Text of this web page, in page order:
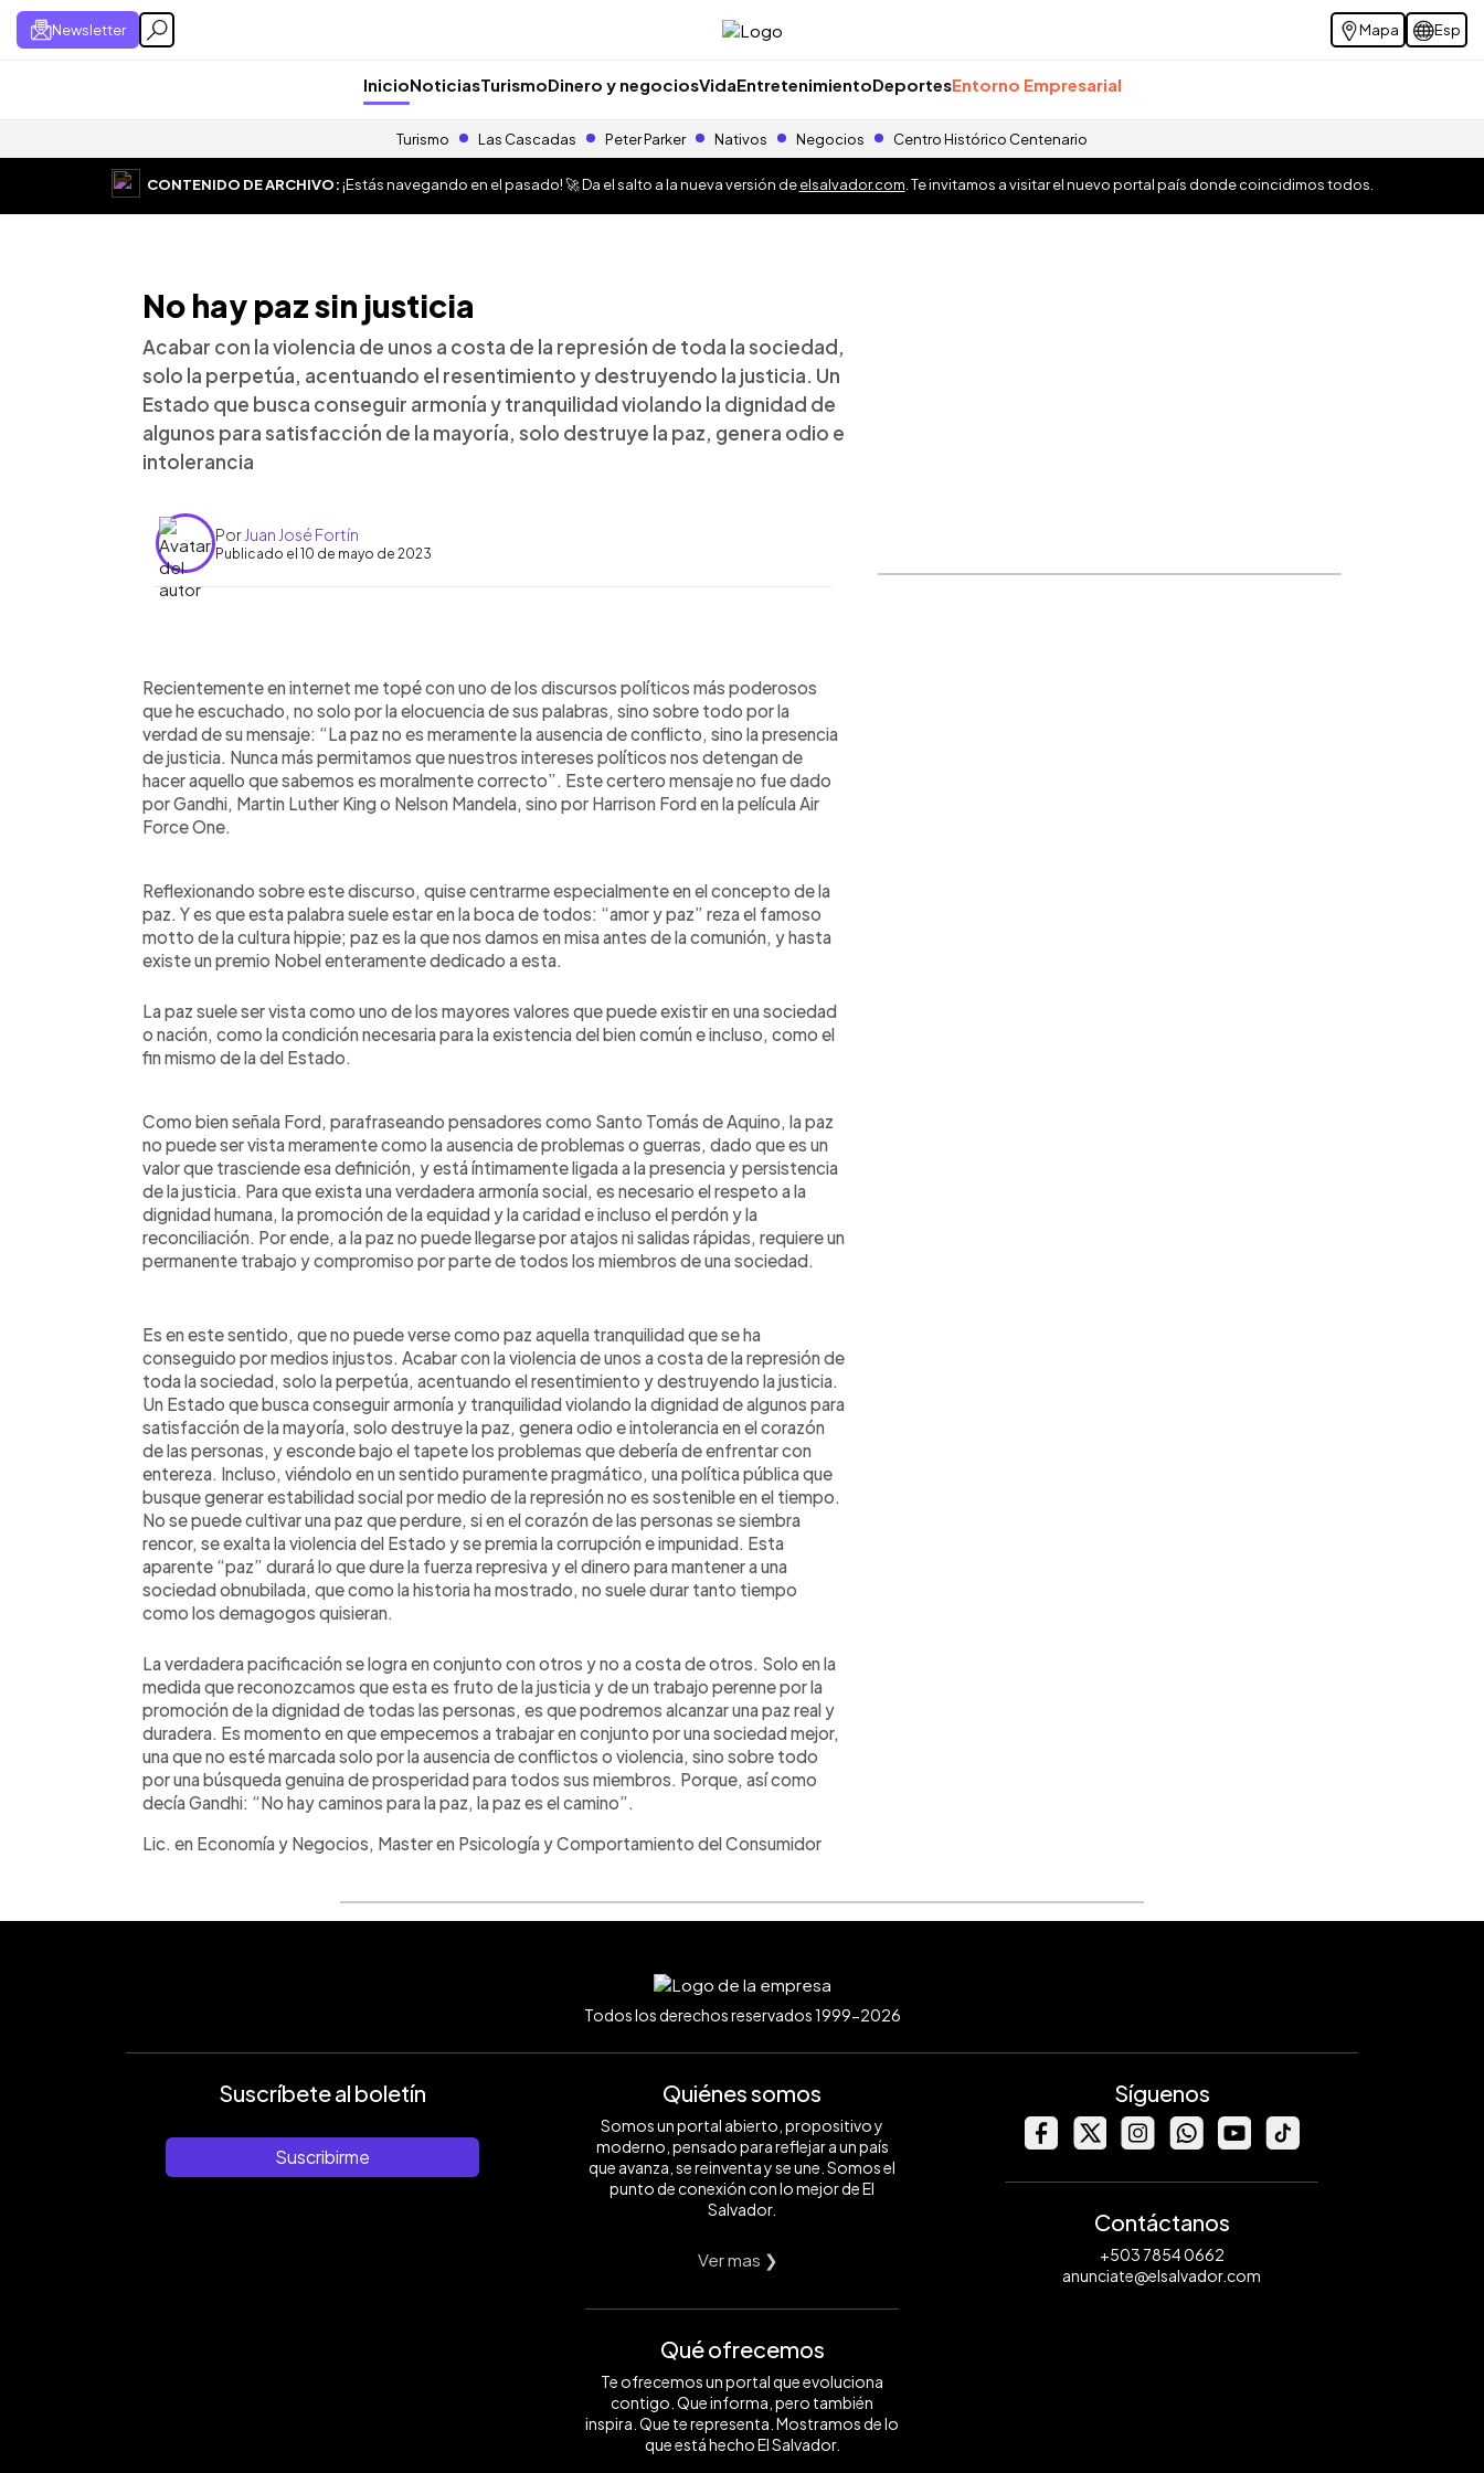
Newsletter Mapa Esp
InicioNoticiasTurismoDinero y negociosVidaEntretenimientoDeportesEntorno Empresarial
Turismo Las Cascadas Peter Parker Nativos Negocios Centro Histórico Centenario
CONTENIDO DE ARCHIVO:¡Estás navegando en el pasado! 🚀 Da el salto a la nueva versión deelsalvador.com . Te invitamos a visitar el nuevo portal país donde coincidimos todos.
No hay paz sin justicia
Acabar con la violencia de unos a costa de la represión de toda la sociedad,
solo la perpetúa, acentuando el resentimiento y destruyendo la justicia. Un
Estado que busca conseguir armonía y tranquilidad violando la dignidad de
algunos para satisfacción de la mayoría, solo destruye la paz, genera odio e
intolerancia
Por Juan José Fortín
Publicado el 10 de mayo de 2023
Escuchar artículo
Recientemente en internet me topé con uno de los discursos políticos más poderosos
que he escuchado, no solo por la elocuencia de sus palabras, sino sobre todo por la
verdad de su mensaje: “La paz no es meramente la ausencia de conflicto, sino la presencia
de justicia. Nunca más permitamos que nuestros intereses políticos nos detengan de
hacer aquello que sabemos es moralmente correcto”. Este certero mensaje no fue dado
por Gandhi, Martin Luther King o Nelson Mandela, sino por Harrison Ford en la película Air
Force One.
Reflexionando sobre este discurso, quise centrarme especialmente en el concepto de la
paz. Y es que esta palabra suele estar en la boca de todos: “amor y paz” reza el famoso
motto de la cultura hippie; paz es la que nos damos en misa antes de la comunión, y hasta
existe un premio Nobel enteramente dedicado a esta.
La paz suele ser vista como uno de los mayores valores que puede existir en una sociedad
o nación, como la condición necesaria para la existencia del bien común e incluso, como el
fin mismo de la del Estado.
Como bien señala Ford, parafraseando pensadores como Santo Tomás de Aquino, la paz
no puede ser vista meramente como la ausencia de problemas o guerras, dado que es un
valor que trasciende esa definición, y está íntimamente ligada a la presencia y persistencia
de la justicia. Para que exista una verdadera armonía social, es necesario el respeto a la
dignidad humana, la promoción de la equidad y la caridad e incluso el perdón y la
reconciliación. Por ende, a la paz no puede llegarse por atajos ni salidas rápidas, requiere un
permanente trabajo y compromiso por parte de todos los miembros de una sociedad.
Es en este sentido, que no puede verse como paz aquella tranquilidad que se ha
conseguido por medios injustos. Acabar con la violencia de unos a costa de la represión de
toda la sociedad, solo la perpetúa, acentuando el resentimiento y destruyendo la justicia.
Un Estado que busca conseguir armonía y tranquilidad violando la dignidad de algunos para
satisfacción de la mayoría, solo destruye la paz, genera odio e intolerancia en el corazón
de las personas, y esconde bajo el tapete los problemas que debería de enfrentar con
entereza. Incluso, viéndolo en un sentido puramente pragmático, una política pública que
busque generar estabilidad social por medio de la represión no es sostenible en el tiempo.
No se puede cultivar una paz que perdure, si en el corazón de las personas se siembra
rencor, se exalta la violencia del Estado y se premia la corrupción e impunidad. Esta
aparente “paz” durará lo que dure la fuerza represiva y el dinero para mantener a una
sociedad obnubilada, que como la historia ha mostrado, no suele durar tanto tiempo
como los demagogos quisieran.
La verdadera pacificación se logra en conjunto con otros y no a costa de otros. Solo en la
medida que reconozcamos que esta es fruto de la justicia y de un trabajo perenne por la
promoción de la dignidad de todas las personas, es que podremos alcanzar una paz real y
duradera. Es momento en que empecemos a trabajar en conjunto por una sociedad mejor,
una que no esté marcada solo por la ausencia de conflictos o violencia, sino sobre todo
por una búsqueda genuina de prosperidad para todos sus miembros. Porque, así como
decía Gandhi: “No hay caminos para la paz, la paz es el camino”.
Lic. en Economía y Negocios, Master en Psicología y Comportamiento del Consumidor
Todos los derechos reservados 1999-2026
Suscríbete al boletín
Suscribirme
Quiénes somos
Somos un portal abierto, propositivo y
moderno, pensado para reflejar a un país
que avanza, se reinventa y se une. Somos el
punto de conexión con lo mejor de El
Salvador.
Ver mas ❯
Qué ofrecemos
Te ofrecemos un portal que evoluciona
contigo. Que informa, pero también
inspira. Que te representa. Mostramos de lo
que está hecho El Salvador.
Síguenos
Contáctanos
+503 7854 0662
anunciate@elsalvador.com